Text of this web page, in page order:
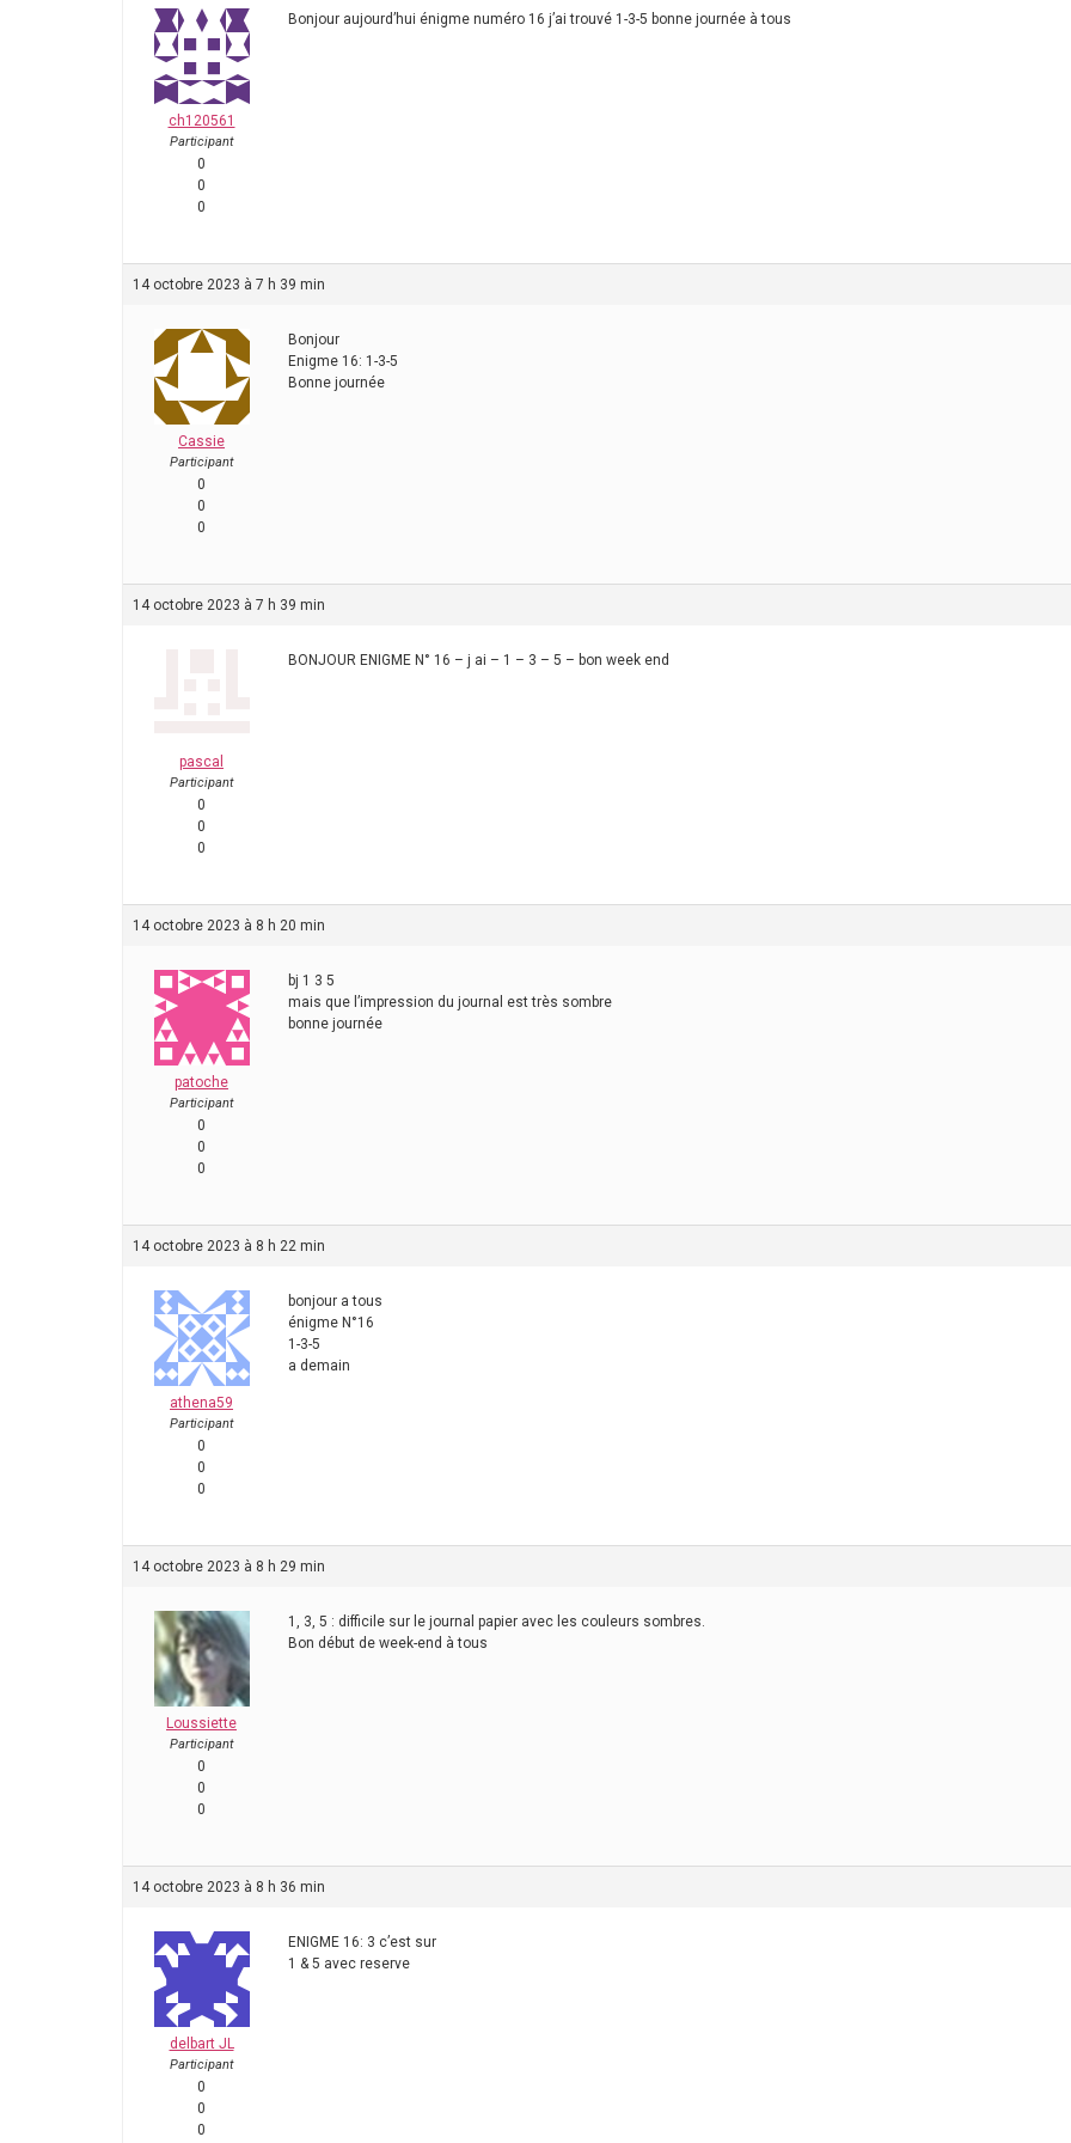
ch120561
Participant
0
0
0
Bonjour aujourd’hui énigme numéro 16 j’ai trouvé 1-3-5 bonne journée à tous
14 octobre 2023 à 7 h 39 min
Cassie
Participant
0
0
0
Bonjour
Enigme 16: 1-3-5
Bonne journée
14 octobre 2023 à 7 h 39 min
pascal
Participant
0
0
0
BONJOUR ENIGME N° 16 – j ai – 1 – 3 – 5 – bon week end
14 octobre 2023 à 8 h 20 min
patoche
Participant
0
0
0
bj 1 3 5
mais que l’impression du journal est très sombre
bonne journée
14 octobre 2023 à 8 h 22 min
athena59
Participant
0
0
0
bonjour a tous
énigme N°16
1-3-5
a demain
14 octobre 2023 à 8 h 29 min
Loussiette
Participant
0
0
0
1, 3, 5 : difficile sur le journal papier avec les couleurs sombres.
Bon début de week-end à tous
14 octobre 2023 à 8 h 36 min
delbart JL
Participant
0
0
0
ENIGME 16: 3 c’est sur
1 & 5 avec reserve